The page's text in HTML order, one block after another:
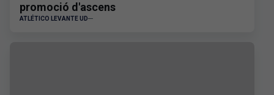
promoció d'ascens
ATLÉTICO LEVANTE UD